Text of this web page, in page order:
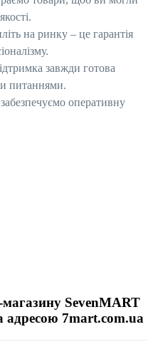
на ринку – це гарантія
завжди готова
питаннями.
оперативну
магазину SevenMART
адресою 7mart.com.ua